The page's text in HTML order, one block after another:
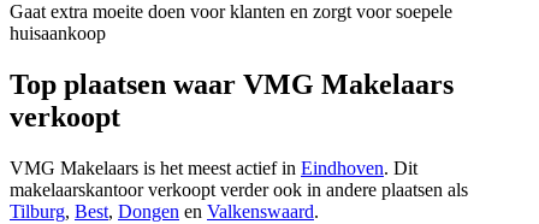
Gaat extra moeite doen voor klanten en zorgt voor soepele
huisaankoop
Top plaatsen waar VMG Makelaars
verkoopt
VMG Makelaars is het meest actief in Eindhoven. Dit
makelaarskantoor verkoopt verder ook in andere plaatsen als
Tilburg, Best, Dongen en Valkenswaard.